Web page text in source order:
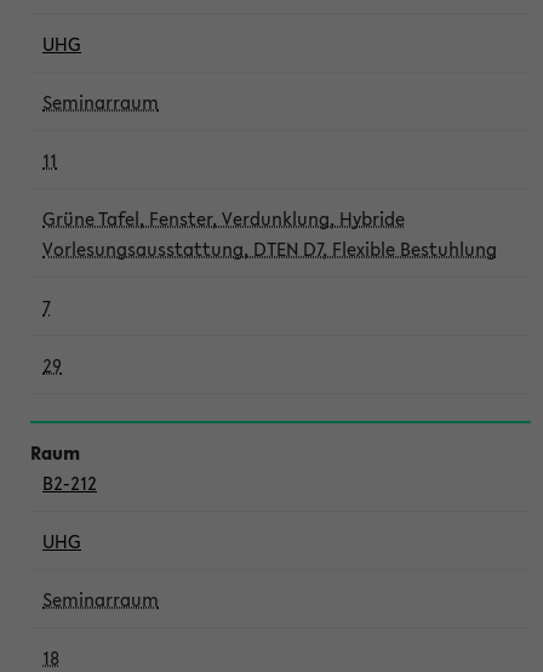
UHG
Seminarraum
11
Grüne Tafel, Fenster, Verdunklung, Hybride
Vorlesungsausstattung, DTEN D7, Flexible Bestuhlung
7
29
B2-212
UHG
Seminarraum
18